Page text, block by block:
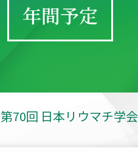
年間予定
第70回 日本リウマチ学